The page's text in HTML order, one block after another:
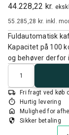
44.228,22 kr.
55.285,28 kr. inkl.
Fuldautomatisk
Kapacitet på 100
og behøver derfor
Antal
local_shipping Fri fragt ved køb
timer Hurtig levering
home Mulighed for
security Sikker betaling